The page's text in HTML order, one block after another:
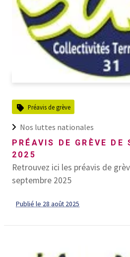
Préavis de grève
Nos luttes nationales
PRÉAVIS DE GRÈVE DE
2025
Retrouvez ici les préavis de
septembre 2025
Publié le 28 août 2025